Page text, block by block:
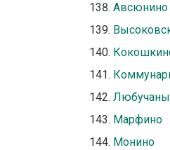
Авсюнино
Любучаны
Марфино
Монино